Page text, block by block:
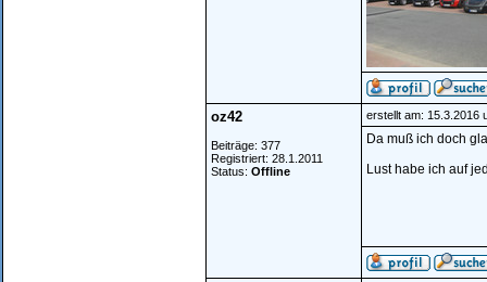
oz42
Beiträge: 377
Registriert: 28.1.2011
Status: Offline
erstellt am: 15.3.2016
Da muß ich doch
Lust habe ich auf